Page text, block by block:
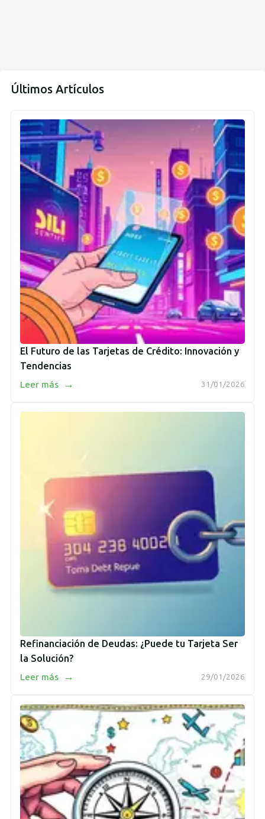
Últimos Artículos
El Futuro de las Tarjetas de Crédito: Innovación y
Tendencias
31/01/2026
Leer más →
Refinanciación de Deudas: ¿Puede tu Tarjeta Ser
la Solución?
29/01/2026
Leer más →